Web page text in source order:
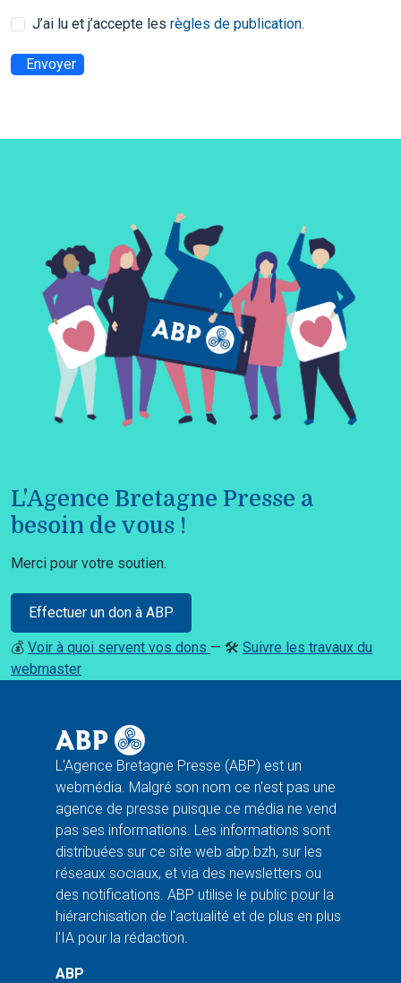
J’ai lu et j’accepte les règles de publication.
Envoyer
L'Agence Bretagne Presse a
besoin de vous !
Merci pour votre soutien.
Effectuer un don à ABP
💰 Voir à quoi servent vos dons — 🛠️ Suivre les travaux du
webmaster
L'Agence Bretagne Presse (ABP) est un
webmédia. Malgré son nom ce n'est pas une
agence de presse puisque ce média ne vend
pas ses informations. Les informations sont
distribuées sur ce site web abp.bzh, sur les
réseaux sociaux, et via des newsletters ou
des notifications. ABP utilise le public pour la
hiérarchisation de l'actualité et de plus en plus
l'IA pour la rédaction.
ABP